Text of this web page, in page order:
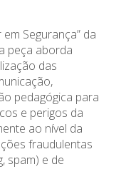
Segurança” da
peça aborda
das
pedagógica para
e perigos da
ao nível da
fraudulentas
spam) e de